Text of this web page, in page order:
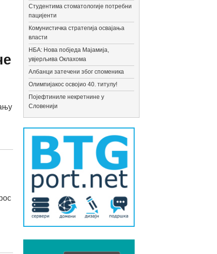
Студентима стоматологије потребни
пацијенти
Комунистичка стратегија освајања
власти
НБА: Нова побједа Мајамија,
увјерљива Оклахома
Албанци затечени због споменика
Олимпијакос освојио 40. титулу!
Појефтиниле некретнине у
Словенији